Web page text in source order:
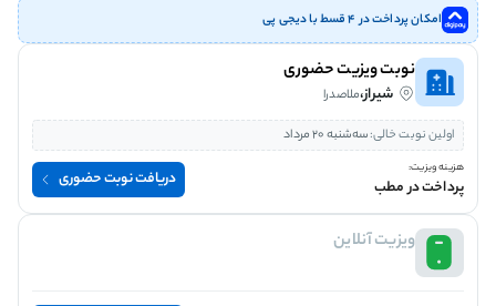
امکان پرداخت در ۴ قسط با دیجی پی
نوبت ویزیت حضوری
شیراز،ملاصدرا
اولین نوبت خالی:سه‌شنبه 20 مرداد
هزینه ویزیت:
پرداخت در مطب دریافت نوبت حضوری
ویزیت آنلاین